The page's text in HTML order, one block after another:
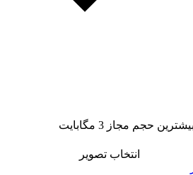
انتخاب تصویر